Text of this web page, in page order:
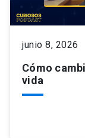
junio 8, 2026
Cómo
vida